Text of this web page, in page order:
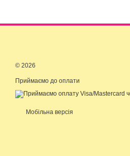
© 2026
Приймаємо до оплати
Мобільна версія